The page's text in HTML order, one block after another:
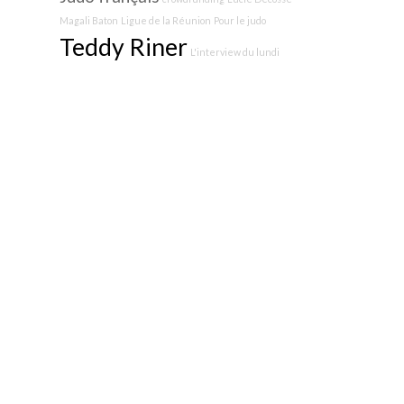
Magali Baton Ligue de la Réunion Pour le judo
Teddy Riner L'interview du lundi